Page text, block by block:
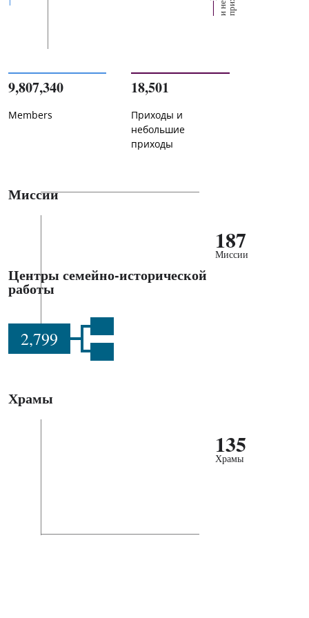
9,807,340
Members
18,501
Приходы и
небольшие
приходы
Миссии
187
Миссии
Центры семейно-исторической
работы
2,799
Храмы
135
Храмы